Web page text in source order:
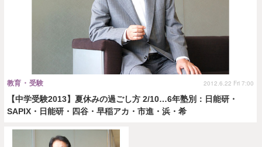
【中学受験2013】夏休みの過ごし方 2/10…6年塾別：日能研・
SAPIX・日能研・四谷・早稲アカ・市進・浜・希
教育・受験 2012.6.22 Fri 7:00